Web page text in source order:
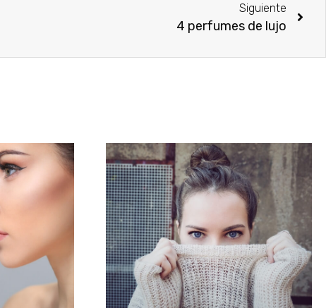
Siguiente
4 perfumes de lujo